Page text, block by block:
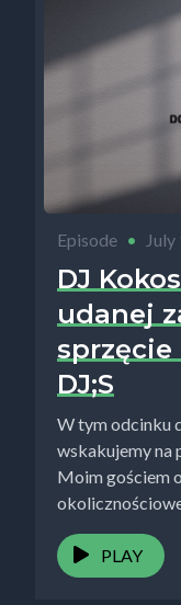
Episode • July
DJ
udanej
sprzęcie
DJ;S
W tym odcinku
wskakujemy na
Moim gościem
PLAY